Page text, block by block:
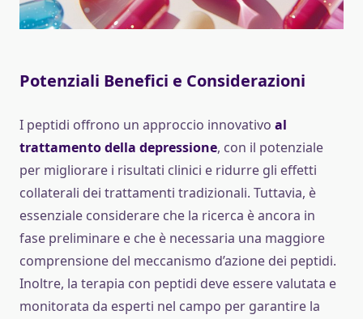
Potenziali Benefici e Considerazioni
I peptidi offrono un approccio innovativo al
trattamento della depressione, con il potenziale
per migliorare i risultati clinici e ridurre gli effetti
collaterali dei trattamenti tradizionali. Tuttavia, è
essenziale considerare che la ricerca è ancora in
fase preliminare e che è necessaria una maggiore
comprensione del meccanismo d’azione dei peptidi.
Inoltre, la terapia con peptidi deve essere valutata e
monitorata da esperti nel campo per garantire la